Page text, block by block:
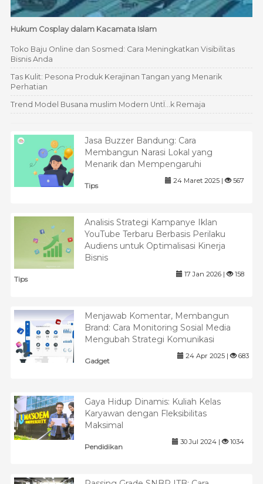
Hukum Cosplay dalam Kacamata Islam
Toko Baju Online dan Sosmed: Cara Meningkatkan Visibilitas
Bisnis Anda
Tas Kulit: Pesona Produk Kerajinan Tangan yang Menarik
Perhatian
Trend Model Busana muslim Modern UntÏ…k Remaja
Jasa Buzzer Bandung: Cara
Membangun Narasi Lokal yang
Menarik dan Mempengaruhi
Tips
24 Maret 2025 | 567
Analisis Strategi Kampanye Iklan
YouTube Terbaru Berbasis Perilaku
Audiens untuk Optimalisasi Kinerja
Bisnis
Tips
17 Jan 2026 | 158
Menjawab Komentar, Membangun
Brand: Cara Monitoring Sosial Media
Mengubah Strategi Komunikasi
Gadget
24 Apr 2025 | 683
Gaya Hidup Dinamis: Kuliah Kelas
Karyawan dengan Fleksibilitas
Maksimal
Pendidikan
30 Jul 2024 | 1034